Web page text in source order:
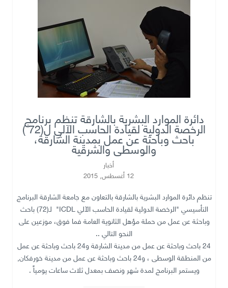
دائرة الموارد البشرية بالشارقة تنظم برنامج
الرخصة الدولية لقيادة الحاسب الآلي ل(72 ) باحث وباحثة عن عمل بمدينة الشارقة،
والوسطى والشرقية
أخبار
12 أغسطس, 2015
تنظم دائرة الموارد البشرية بالشارقة بالتعاون مع جامعة الشارقة البرنامج
التأسيسي "الرخصة الدولية لقيادة الحاسب الآليICDL
" لـ(72) باحث
وباحثة عن عمل من حملة مؤهل الثانوية العامة فما فوق، موزعين على
النحو التالي ..
24 باحث وباحثة عن عمل من مدينة الشارقة و24 باحث وباحثة عن عمل
من المنطقة الوسطى ، و24 باحث وباحثة عن عمل من مدينة خورفكان,
ويستمر البرنامج لمدة شهر ونصف بمعدل ثلاث ساعات يومياً .